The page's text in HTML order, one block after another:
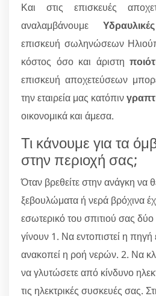
Και στις επισκευές
αναλαμβάνουμε
επισκευή σωληνώσεων
κόστος όσο και άριστη
επισκευή αποχετεύσεων
την εταιρεία μας κατόπιν
οικονομικά και άμεσα.
Τι κάνουμε για τα
στην περιοχή σας;
Όταν βρεθείτε στην ανάγκη να
ξεβουλώματα ή νερά βρόχινα
εσωτερικό του σπιτιού σας
γίνουν 1. Να εντοπιστεί η πηγή
ανακοπεί η ροή νερών. 2. Να
να γλυτώσετε από κίνδυνο
τις ηλεκτρικές συσκευές σας.